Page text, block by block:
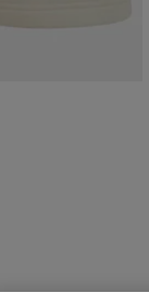
29,99 EUR